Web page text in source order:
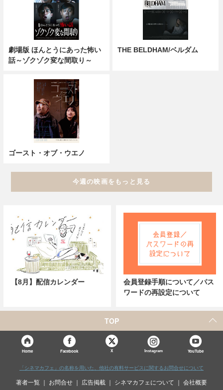
劇場版 ほんとうにあった怖い
話～ゾクゾク変な間取り～
THE BELDHAM/ベルダム
ゴースト・オブ・ウエノ
今週の映画をもっと見る
【8月】配信カレンダー
会員登録手順について／パス
ワードの再設定について
TOP
Home Facebook X Instagram YouTube
「シネマカフェ」の名称を用いた、他社の有料サービスに関するお問合せについて
著者一覧 お問合せ 広告掲載 シネマカフェについて 会社概要